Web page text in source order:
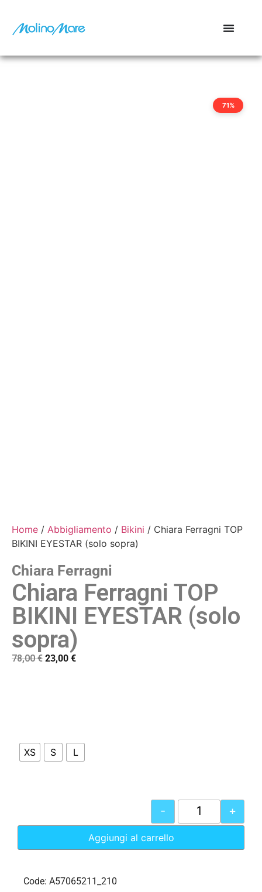
71%
Home / Abbigliamento / Bikini / Chiara Ferragni TOP
BIKINI EYESTAR (solo sopra)
Chiara Ferragni
Chiara Ferragni TOP
BIKINI EYESTAR (solo
sopra)
78,00€ 23,00 €
XS S L
- +
Aggiungi al carrello
Code: A57065211_210